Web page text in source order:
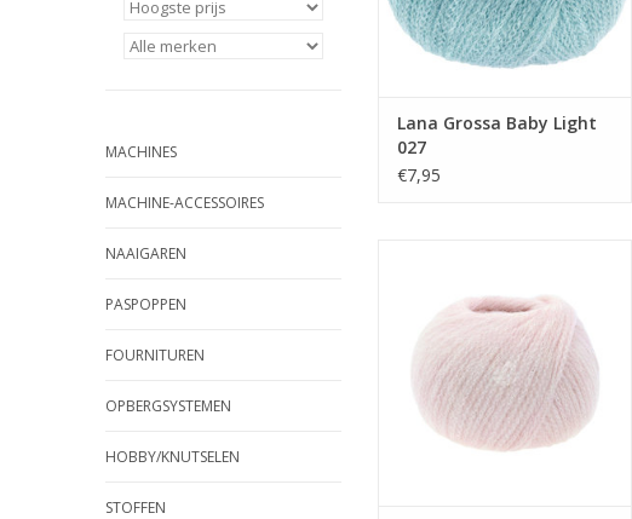
MACHINES
MACHINE-ACCESSOIRES
NAAIGAREN
PASPOPPEN
FOURNITUREN
OPBERGSYSTEMEN
HOBBY/KNUTSELEN
STOFFEN
Lana Grossa Baby Light
027
€7,95